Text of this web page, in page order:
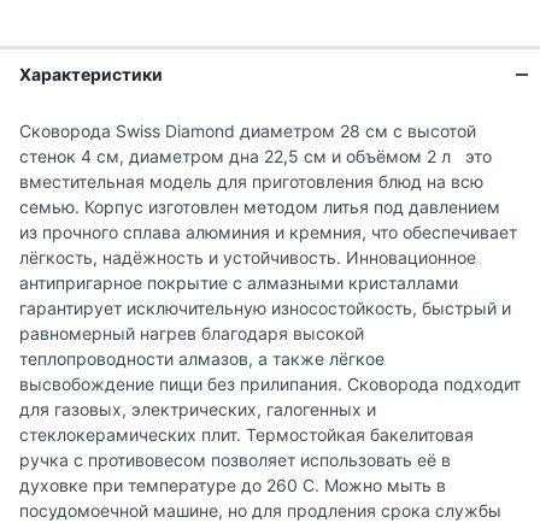
Характеристики
Сковорода Swiss Diamond диаметром 28 см с высотой
стенок 4 см, диаметром дна 22,5 см и объёмом 2 л это
вместительная модель для приготовления блюд на всю
семью. Корпус изготовлен методом литья под давлением
из прочного сплава алюминия и кремния, что обеспечивает
лёгкость, надёжность и устойчивость. Инновационное
антипригарное покрытие с алмазными кристаллами
гарантирует исключительную износостойкость, быстрый и
равномерный нагрев благодаря высокой
теплопроводности алмазов, а также лёгкое
высвобождение пищи без прилипания. Сковорода подходит
для газовых, электрических, галогенных и
стеклокерамических плит. Термостойкая бакелитовая
ручка с противовесом позволяет использовать её в
духовке при температуре до 260 C. Можно мыть в
посудомоечной машине, но для продления срока службы